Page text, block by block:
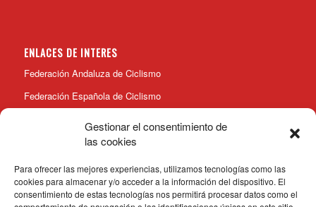
Gestionar el consentimiento de
las cookies
Para ofrecer las mejores experiencias, utilizamos tecnologías como las
cookies para almacenar y/o acceder a la información del dispositivo. El
consentimiento de estas tecnologías nos permitirá procesar datos como el
ENLACES DE INTERES
Federación Andaluza de Ciclismo
Federación Española de Ciclismo